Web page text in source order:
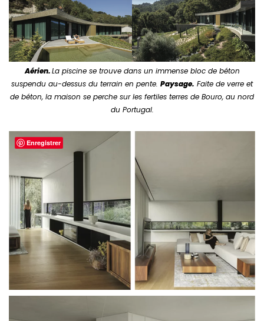
Aérien.La piscine se trouve dans un immense bloc de béton
suspendu au-dessus du terrain en pente. Paysage. Faite de verre et
de béton, la maison se perche sur les fertiles terres de Bouro, au nord
du Portugal.
Enregistrer